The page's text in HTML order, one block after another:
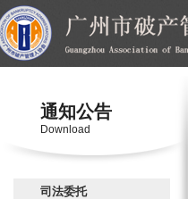
通知公告
Download
司法委托